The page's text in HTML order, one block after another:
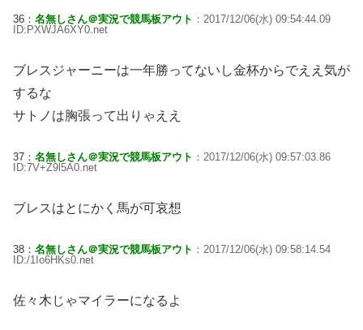
36： 名無しさん＠実況で競馬板アウト ：2017/12/06(水) 09:54:44.09
ID:PXWJA6XY0.net
ブレスジャーニーは一年勝ってないし金杯からでええ気が
するな
サトノは胸張って出りゃええ
37： 名無しさん＠実況で競馬板アウト ：2017/12/06(水) 09:57:03.86
ID:7V+Z9l5A0.net
ブレスはとにかく馬が可哀想
38： 名無しさん＠実況で競馬板アウト ：2017/12/06(水) 09:58:14.54
ID:/1Io6HKs0.net
佐々木じゃマイラーになるよ